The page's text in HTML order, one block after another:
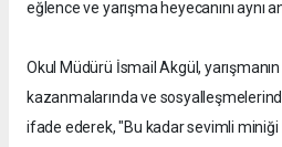
eğlence ve yarışma heyecanını aynı
Okul Müdürü İsmail Akgül,
kazanmalarında ve
ifade ederek, "Bu kadar sevimli